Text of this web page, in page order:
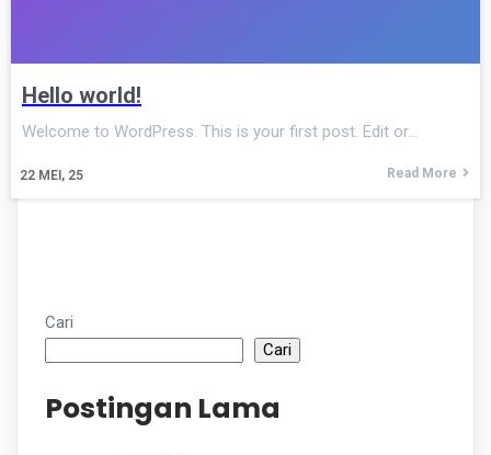
Hello world!
22 MEI, 25
Welcome to WordPress. This is your first post. Edit or…
Read More
Cari
Cari
Postingan Lama